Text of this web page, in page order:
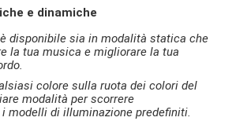
e dinamiche
disponibile sia in modalità statica che
la tua musica e migliorare la tua
colore sulla ruota dei colori del
modalità per scorrere
modelli di illuminazione predefiniti.